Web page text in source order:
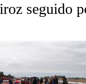
seguido